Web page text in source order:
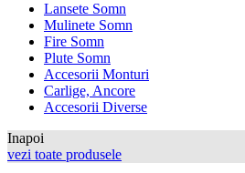
Lansete Somn
Mulinete Somn
Fire Somn
Plute Somn
Accesorii Monturi
Carlige, Ancore
Accesorii Diverse
Inapoi
vezi toate produsele